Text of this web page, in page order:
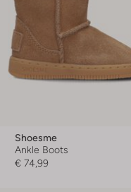
Shoesme
Ankle Boots
€ 74,99